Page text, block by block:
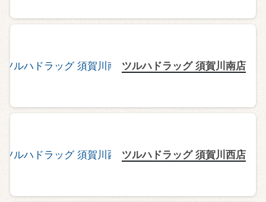
ツルハドラッグ 須賀川南店
ツルハドラッグ 須賀川西店